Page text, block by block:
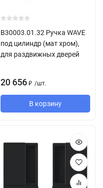
B30003.01.32 Ручка WAVE
под цилиндр (мат хром),
для раздвижных дверей
20 656 ₽ /шт.
В корзину